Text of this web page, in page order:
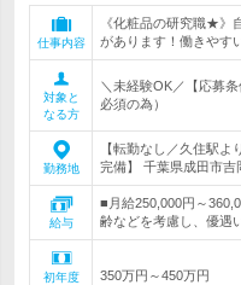
仕事内容
《化粧品の研究職★》
があります！働きやす
対象と
なる方
＼未経験OK／【応募
必須の為）
勤務地
【転勤なし／久住駅
完備】 千葉県成田市吉
給与
■月給250,000円～
齢などを考慮し、優遇
初年度
350万円～450万円